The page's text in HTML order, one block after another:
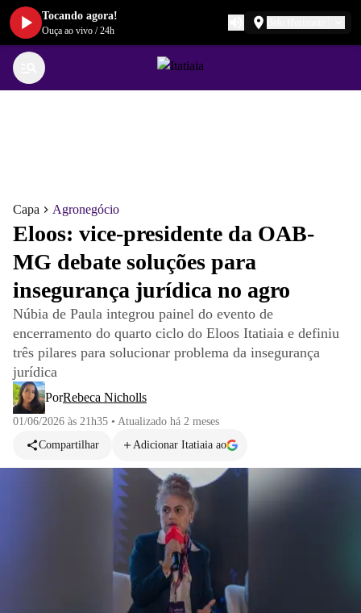
Capa Agronegócio
Eloos: vice-presidente da OAB-
MG debate soluções para
insegurança jurídica no agro
Núbia de Paula integrou painel do evento de
encerramento do quarto ciclo do Eloos Itatiaia e definiu
três pilares para solucionar problema da insegurança
jurídica
PorRebeca Nicholls
01/06/2026 às 21h35 • Atualizado há 2 meses
Compartilhar
Adicionar Itatiaia ao
Tocando agora!
Ouça ao vivo /24h